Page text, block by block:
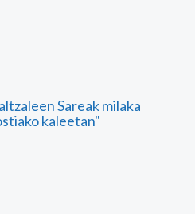
Sareak milaka
kaleetan"